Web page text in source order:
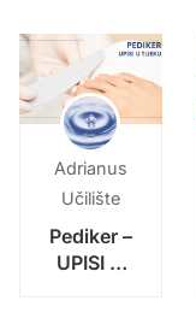
Adrianus
Učilište
Pediker –
UPISI U